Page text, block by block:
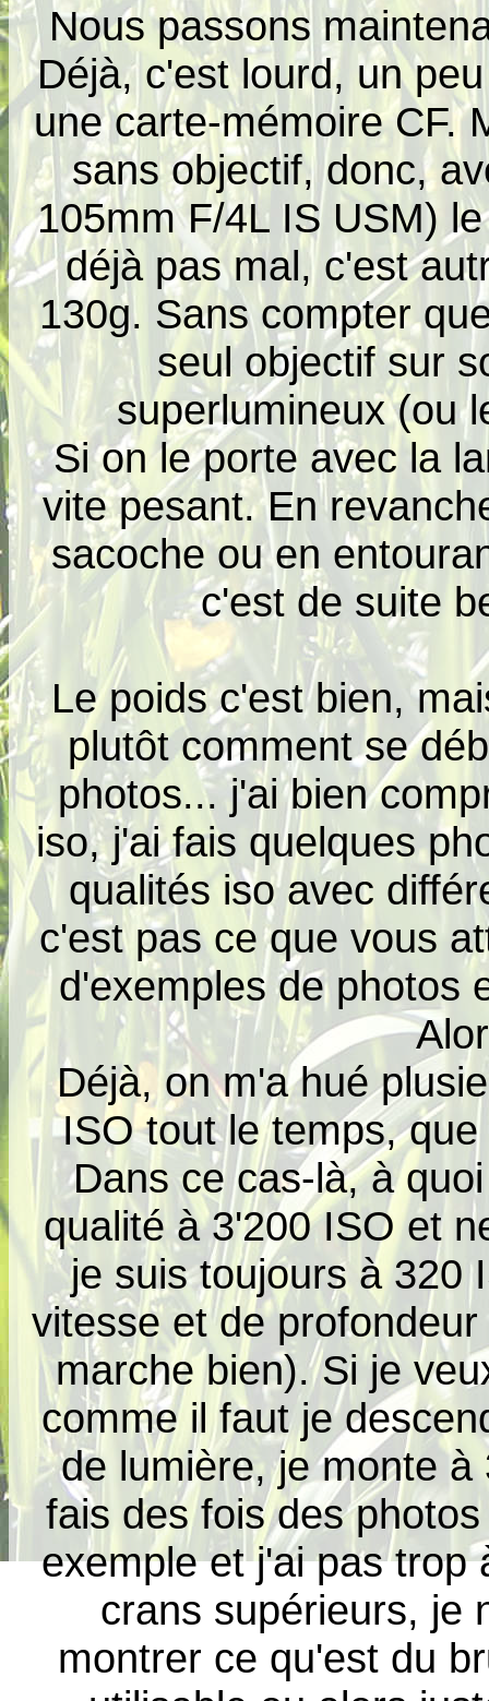
Nous passons
Déjà, c'est lourd, un
une carte-mémoire CF.
sans objectif, donc,
105mm F/4L IS USM)
déjà pas mal, c'est
130g. Sans compter
seul objectif sur
superlumineux (ou
Si on le porte avec la
vite pesant. En
sacoche ou en
c'est de suite
Le poids c'est bien,
plutôt comment se
photos... j'ai bien
iso, j'ai fais quelques
qualités iso avec
c'est pas ce que vous
d'exemples de photos
Déjà, on m'a hué
ISO tout le temps,
Dans ce cas-là, à
qualité à 3'200 ISO et
je suis toujours à 320
vitesse et de
marche bien). Si je
comme il faut je
de lumière, je monte
fais des fois des
exemple et j'ai pas trop
crans supérieurs, je
montrer ce qu'est du